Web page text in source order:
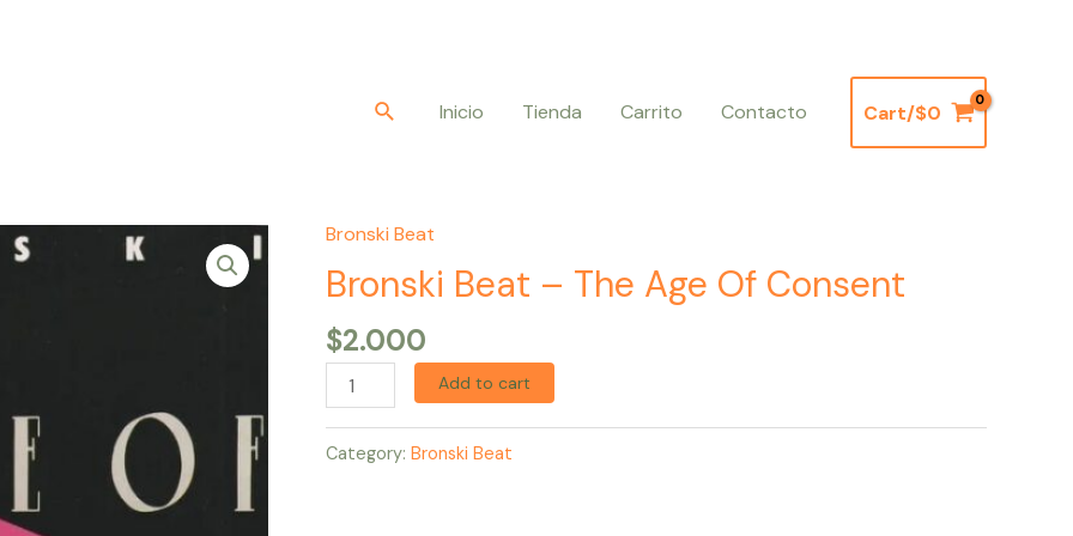
BuscarInicio Tienda Carrito Contacto Cart/$0
Bronski Beat
Bronski Beat – The Age Of Consent
$2.000
Bronski
Beat
–
The
Age
Of
Consent
quantity
Add to cart
Category: Bronski Beat